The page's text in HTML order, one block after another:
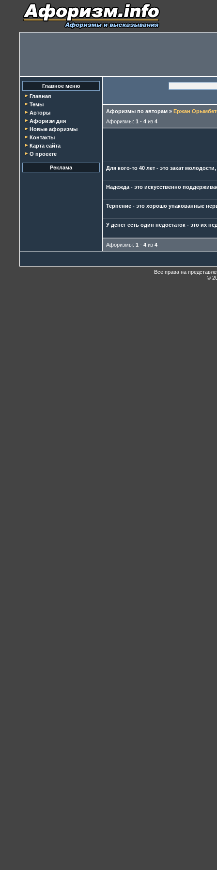
Главное меню
Главная
Темы
Авторы
Афоризм дня
Новые афоризмы
Контакты
Карта сайта
О проекте
Реклама
Афоризмы по авторам » Ержан
Афоризмы: 1 - 4 из 4
Для кого-то 40 лет - это закат
Надежда - это искусственно
Терпение - это хорошо упакованные
У денег есть один недостаток - это их
Афоризмы: 1 - 4 из 4
Все права на
©